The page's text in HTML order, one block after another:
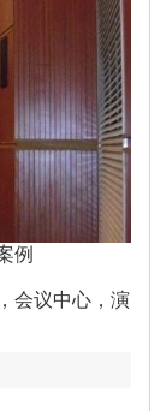
例
会议中心，演